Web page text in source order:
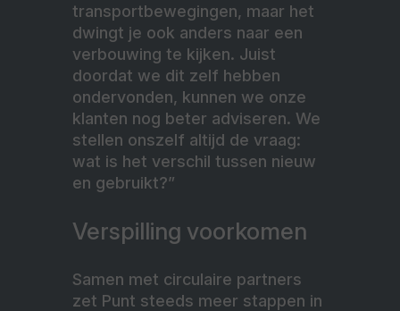
transportbewegingen, maar het
dwingt je ook anders naar een
verbouwing te kijken. Juist
doordat we dit zelf hebben
ondervonden, kunnen we onze
klanten nog beter adviseren. We
stellen onszelf altijd de vraag:
wat is het verschil tussen nieuw
en gebruikt?”
Verspilling voorkomen
Samen met circulaire partners
zet Punt steeds meer stappen in